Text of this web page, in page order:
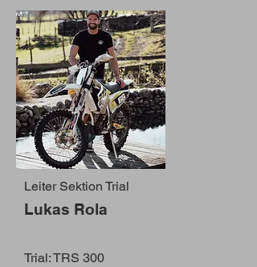
Leiter Sektion Trial
Lukas Rola
Trial: TRS 300